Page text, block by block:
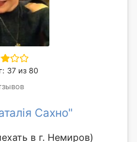
37 из 80
Сахно"
в г. Немиров)